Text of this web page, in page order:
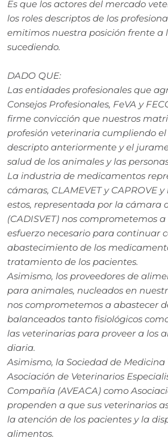
Es que los actores del mercado
los roles descriptos de los
emitimos nuestra posición frente a
sucediendo.
DADO QUE:
Las entidades profesionales que
Consejos Profesionales, FeVA y
firme convicción que nuestros
profesión veterinaria cumpliendo
descripto anteriormente y el
salud de los animales y las
La industria de medicamentos
cámaras, CLAMEVET y CAPROVE
estos, representada por la cámara
(CADISVET) nos comprometemos
esfuerzo necesario para continuar
abastecimiento de los
tratamiento de los pacientes.
Asimismo, los proveedores de
para animales, nucleados en
nos comprometemos a abastecer
balanceados tanto fisiológicos
las veterinarias para proveer a los
diaria.
Asimismo, la Sociedad de
Asociación de Veterinarios
Compañía (AVEACA) como
propenden a que sus veterinarios
la atención de los pacientes y la
alimentos.